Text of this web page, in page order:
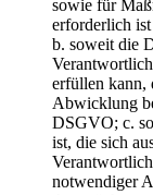
sowie für
erforderlich
b. soweit die
erfüllen kann,
Abwicklung
DSGVO; c.
ist, die sich
notwendiger